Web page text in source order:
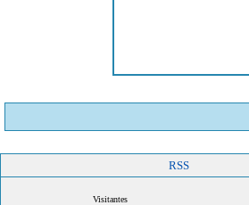
RSS
Visitantes